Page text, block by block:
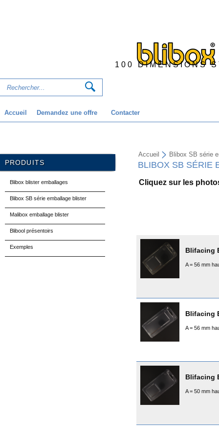
100 DIMENSIONS
Accueil Demandez une offre Contacter
PRODUITS
Blibox blister emballages
Blibox SB série emballage blister
Malibox emballage blister
Blibool présentoirs
Exemples
Accueil Blibox SB série
BLIBOX SB SÉRIE
Cliquez sur les
Blifacing
A = 56 mm
Blifacing
A = 56 mm
Blifacing
A = 50 mm